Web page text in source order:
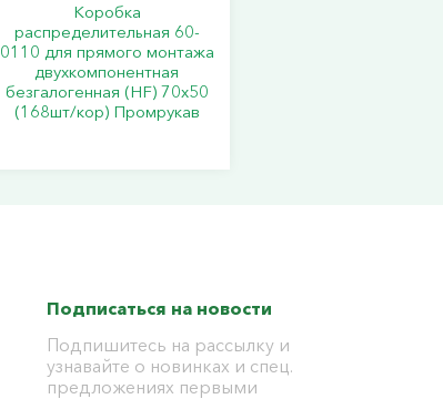
Коробка
распределительная 60-
0110 для прямого монтажа
двухкомпонентная
безгалогенная (HF) 70х50
(168шт/кор) Промрукав
Подписаться на новости
Подпишитесь на рассылку и
узнавайте о новинках и спец.
предложениях первыми